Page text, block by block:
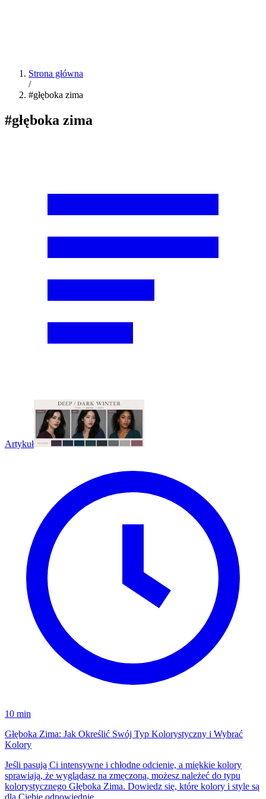
Strona główna
/
#głęboka zima
#głęboka zima
Artykuł
10 min
Głęboka Zima: Jak Określić Swój Typ Kolorystyczny i Wybrać
Kolory
Jeśli pasują Ci intensywne i chłodne odcienie, a miękkie kolory
sprawiają, że wyglądasz na zmęczoną, możesz należeć do typu
kolorystycznego Głęboka Zima. Dowiedz się, które kolory i style są
dla Ciebie odpowiednie.